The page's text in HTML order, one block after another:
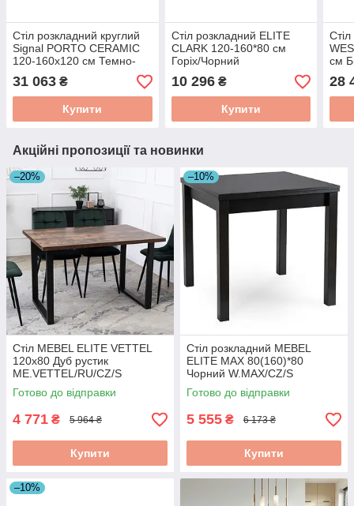
Стіл розкладний круглий
Signal PORTO CERAMIC
120-160x120 см Темно-
сірий ніжки чорний
матовий PORTOCC120
31 063 ₴
Купити
Стіл розкладний ELITE
CLARK 120-160*80 см
Горіх/Чорний
PM.DUBAJ/O/CZ/S
10 296₴
Купити
см
28
Акційні пропозиції та новинки
–20%
Стіл MEBEL ELITE VETTEL
120х80 Дуб рустик
ME.VETTEL/RU/CZ/S
Готово до відправки
4 771 ₴ 5 964 ₴
Купити
–10%
Стіл розкладний MEBEL
ELITE MAX 80(160)*80
Чорний W.MAX/CZ/S
Готово до відправки
5 555 ₴ 6 173 ₴
Купити
–10%